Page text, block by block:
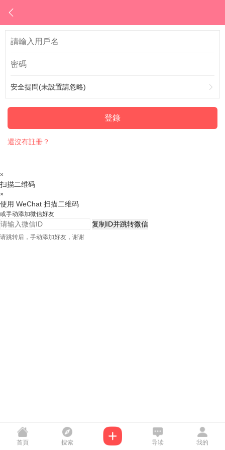
安全提問(未設置請忽略)
登錄
還沒有註冊？
×
扫描二维码
×
使用 WeChat 扫描二维码
或手动添加微信好友
复制ID并跳转微信
请跳转后，手动添加好友，谢谢
首頁 搜索 导读 我的